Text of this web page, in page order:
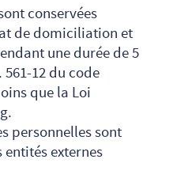
conservées
de domiciliation et
une durée de 5
12 du code
que la Loi
personnelles sont
entités externes